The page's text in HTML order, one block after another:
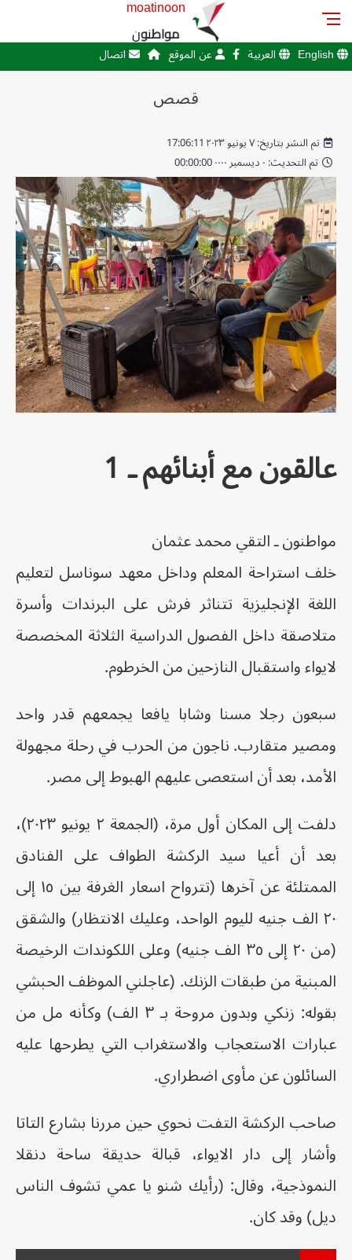
moatinoon
مواطنون
English العربية عن الموقع اتصال
قصص
تم النشر بتاريخ: ٧ يونيو ٢٠٢٣ 17:06:11
تم التحديث: ٠ ديسمبر ٠٠٠٠ 00:00:00
عالقون مع أبنائهم ـ 1
مواطنون ـ التقي محمد عثمان
خلف استراحة المعلم وداخل معهد سوناسل لتعليم
اللغة الإنجليزية تتناثر فرش على البرندات وأسرة
متلاصقة داخل الفصول الدراسية الثلاثة المخصصة
لايواء واستقبال النازحين من الخرطوم.
سبعون رجلا مسنا وشابا يافعا يجمعهم قدر واحد
ومصير متقارب. ناجون من الحرب في رحلة مجهولة
الأمد، بعد أن استعصى عليهم الهبوط إلى مصر.
دلفت إلى المكان أول مرة، (الجمعة ٢ يونيو ٢٠٢٣)،
بعد أن أعيا سيد الركشة الطواف على الفنادق
الممتلئة عن آخرها (تترواح اسعار الغرفة بين ١٥ إلى
٢٠ الف جنيه لليوم الواحد، وعليك الانتظار) والشقق
(من ٢٠ إلى ٣٥ الف جنيه) وعلى اللكوندات الرخيصة
المبنية من طبقات الزنك. (عاجلني الموظف الحبشي
بقوله: زنكي وبدون مروحة بـ ٣ الف) وكأنه مل من
عبارات الاستعجاب والاستغراب التي يطرحها عليه
السائلون عن مأوى اضطراري.
صاحب الركشة التفت نحوي حين مررنا بشارع التاتا
وأشار إلى دار الايواء، قبالة حديقة ساحة دنقلا
النموذجية، وقال: (رأيك شنو يا عمي تشوف الناس
ديل) وقد كان.